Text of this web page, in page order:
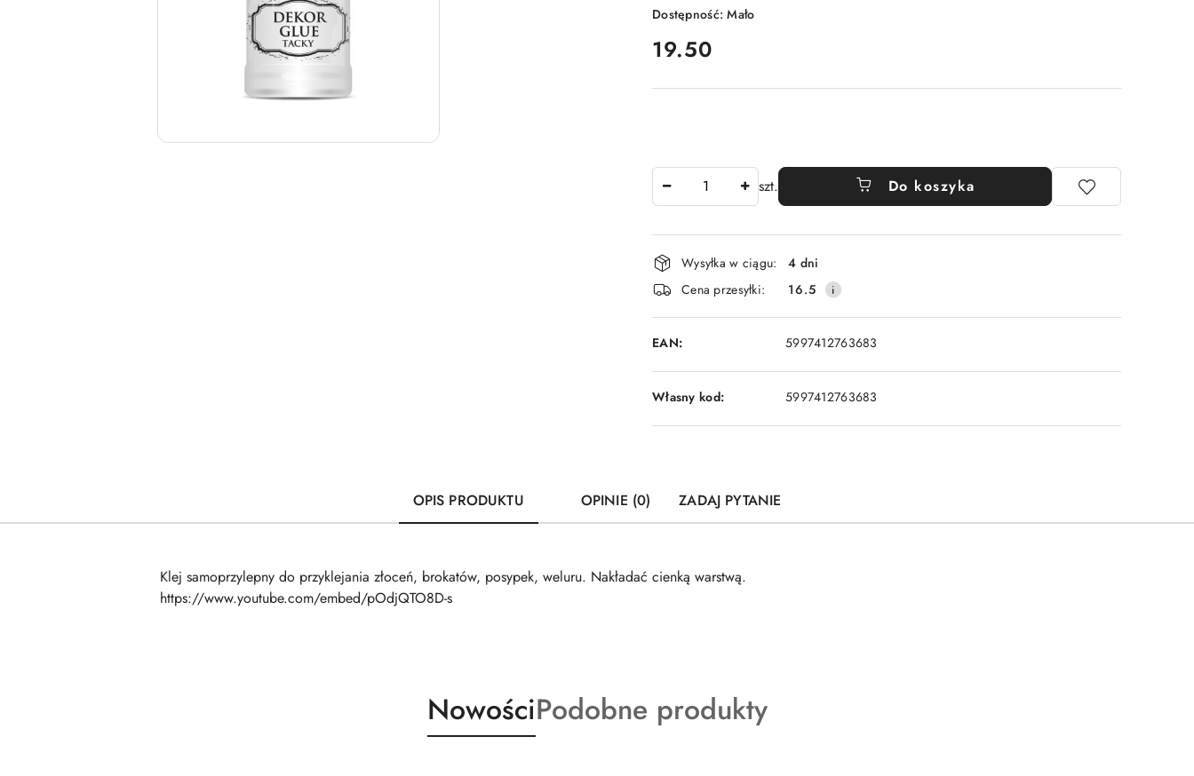
Dostępność:Mało
cena:
19.50
szt. Do koszyka
Dostępność
i
dostawa
Wysyłka w ciągu:
4 dni
Cena przesyłki:
16.5
EAN: 5997412763683
Własny kod: 5997412763683
OPIS PRODUKTU OPINIE (0) ZADAJ PYTANIE
Klej samoprzylepny do przyklejania złoceń, brokatów, posypek, weluru. Nakładać cienką warstwą.
https://www.youtube.com/embed/pOdjQTO8D-s
Produkty
o
NowościProdukty
o
Podobne produkty